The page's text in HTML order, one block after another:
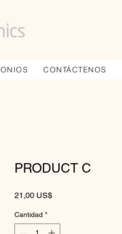
CONTÁCTENOS
PRODUCT C
21,00 US$Precio
Cantidad *